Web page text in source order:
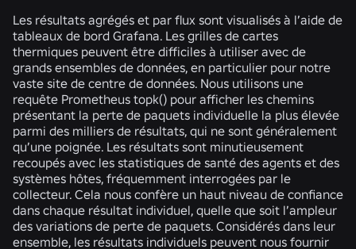
Les résultats agrégés et par flux sont visualisés à l’aide de
tableaux de bord Grafana. Les grilles de cartes
thermiques peuvent être difficiles à utiliser avec de
grands ensembles de données, en particulier pour notre
vaste site de centre de données. Nous utilisons une
requête Prometheus topk() pour afficher les chemins
présentant la perte de paquets individuelle la plus élevée
parmi des milliers de résultats, qui ne sont généralement
qu’une poignée. Les résultats sont minutieusement
recoupés avec les statistiques de santé des agents et des
systèmes hôtes, fréquemment interrogées par le
collecteur. Cela nous confère un haut niveau de confiance
dans chaque résultat individuel, quelle que soit l’ampleur
des variations de perte de paquets. Considérés dans leur
ensemble, les résultats individuels peuvent nous fournir